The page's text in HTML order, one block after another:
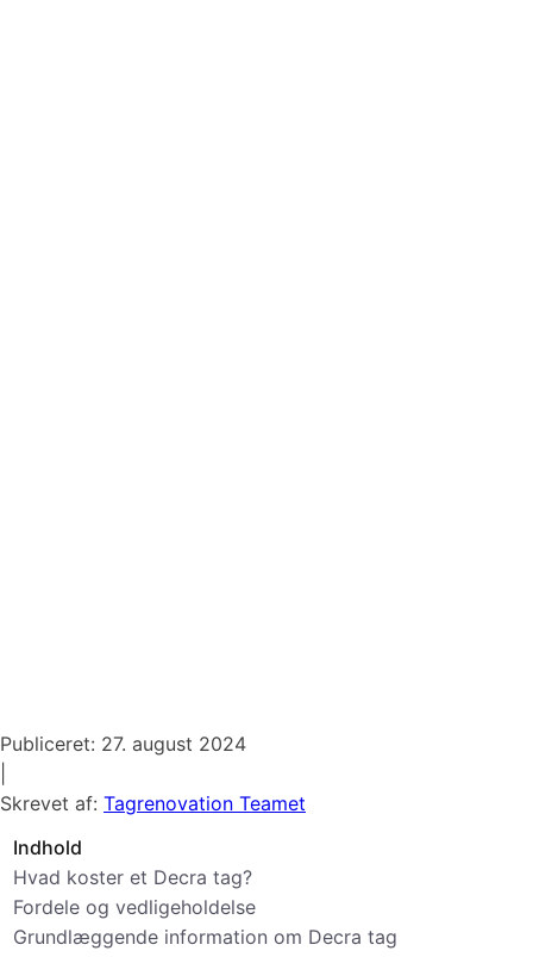
Publiceret: 27. august 2024
Skrevet af: Tagrenovation Teamet
Indhold
Hvad koster et Decra tag?
Fordele og vedligeholdelse
Grundlæggende information om Decra tag